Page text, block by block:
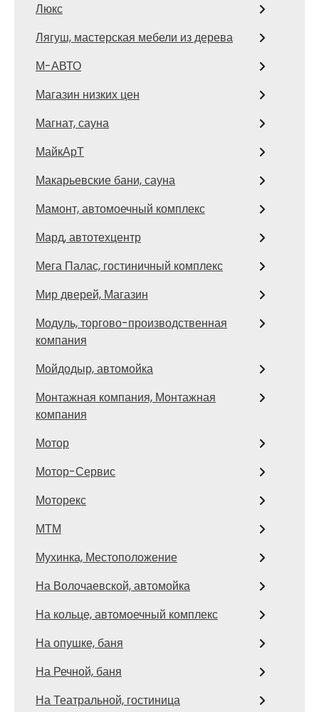
Люкс
Лягуш, мастерская мебели из дерева
М-АВТО
Магазин низких цен
Магнат, сауна
МайкАрТ
Макарьевские бани, сауна
Мамонт, автомоечный комплекс
Мард, автотехцентр
Мега Палас, гостиничный комплекс
Мир дверей, Магазин
Модуль, торгово-производственная
компания
Мойдодыр, автомойка
Монтажная компания, Монтажная
компания
Мотор
Мотор-Сервис
Моторекс
МТМ
Мухинка, Местоположение
На Волочаевской, автомойка
На кольце, автомоечный комплекс
На опушке, баня
На Речной, баня
На Театральной, гостиница